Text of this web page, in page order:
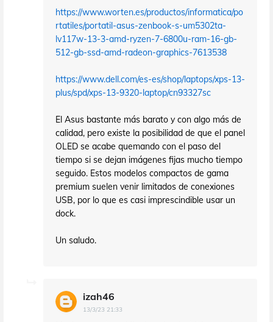
https://www.worten.es/productos/informatica/po
rtatiles/portatil-asus-zenbook-s-um5302ta-
lv117w-13-3-amd-ryzen-7-6800u-ram-16-gb-
512-gb-ssd-amd-radeon-graphics-7613538
https://www.dell.com/es-es/shop/laptops/xps-13-
plus/spd/xps-13-9320-laptop/cn93327sc
El Asus bastante más barato y con algo más de
calidad, pero existe la posibilidad de que el panel
OLED se acabe quemando con el paso del
tiempo si se dejan imágenes fijas mucho tiempo
seguido. Estos modelos compactos de gama
premium suelen venir limitados de conexiones
USB, por lo que es casi imprescindible usar un
dock.
Un saludo.
izah46
13/3/23 21:33